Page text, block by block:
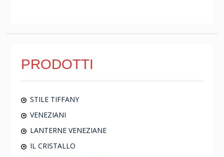
PRODOTTI
STILE TIFFANY
VENEZIANI
LANTERNE VENEZIANE
IL CRISTALLO